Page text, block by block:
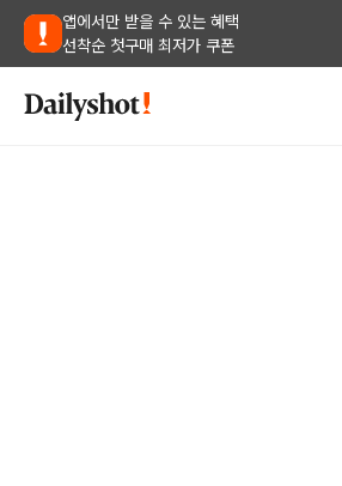
앱에서만 받을 수 있는 혜택
선착순 첫구매 최저가 쿠폰